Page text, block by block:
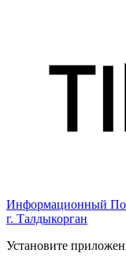
Информационный
г. Талдыкорган
Установите